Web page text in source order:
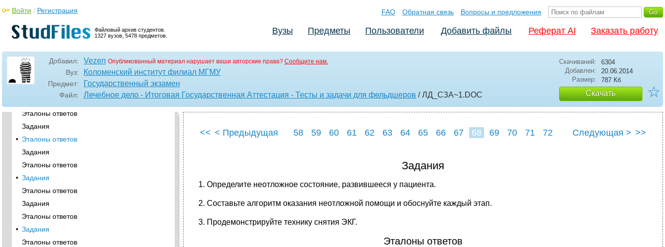
Файловый архив студентов.
1327 вузов, 5478 предметов.
Войти / Регистрация FAQ Обратная связь Вопросы и предложения
Вузы Предметы Пользователи Добавить файлы Реферат AI Заказать работу
Добавил: Vezen Опубликованный материал нарушает ваши авторские права? Сообщите нам.
Вуз: Коломенский институт филиал МГМУ
Предмет: Государственный экзамен
Файл: Лечебное дело - Итоговая Государственная Аттестация - Тесты и задачи для фельдшеров / ЛД_СЗА~1.DOC
Скачиваний:
6304
Добавлен:
20.06.2014
Размер:
787 Кб
Скачать ☆
Эталоны ответов
Задания
Эталоны ответов
Эталоны ответов
Задания
Эталоны ответов
Эталоны ответов
Задания
• Эталоны ответов
Задания
Эталоны ответов
• Задания
Эталоны ответов
Задания
Эталоны ответов
• Задания
Эталоны ответов
<< < Предыдущая 58 59 60 61 62 63 64 65 66 67 68 69 70 71 72 Следующая > >>
Задания
1. Определите неотложное состояние, развившееся у пациента.
2. Составьте алгоритм оказания неотложной помощи и обоснуйте каждый этап.
3. Продемонстрируйте технику снятия ЭКГ.
Эталоны ответов